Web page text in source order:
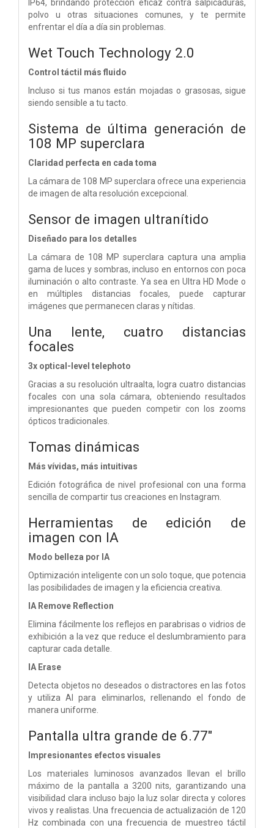
IP64, brindando protección eficaz contra salpicaduras,
polvo u otras situaciones comunes, y te permite
enfrentar el día a día sin problemas.
Wet Touch Technology 2.0
Control táctil más fluido
Incluso si tus manos están mojadas o grasosas, sigue
siendo sensible a tu tacto.
Sistema de última generación de
108 MP superclara
Claridad perfecta en cada toma
La cámara de 108 MP superclara ofrece una experiencia
de imagen de alta resolución excepcional.
Sensor de imagen ultranítido
Diseñado para los detalles
La cámara de 108 MP superclara captura una amplia
gama de luces y sombras, incluso en entornos con poca
iluminación o alto contraste. Ya sea en Ultra HD Mode o
en múltiples distancias focales, puede capturar
imágenes que permanecen claras y nítidas.
Una lente, cuatro distancias
focales
3x optical-level telephoto
Gracias a su resolución ultraalta, logra cuatro distancias
focales con una sola cámara, obteniendo resultados
impresionantes que pueden competir con los zooms
ópticos tradicionales.
Tomas dinámicas
Más vívidas, más intuitivas
Edición fotográfica de nivel profesional con una forma
sencilla de compartir tus creaciones en Instagram.
Herramientas de edición de
imagen con IA
Modo belleza por IA
Optimización inteligente con un solo toque, que potencia
las posibilidades de imagen y la eficiencia creativa.
IA Remove Reflection
Elimina fácilmente los reflejos en parabrisas o vidrios de
exhibición a la vez que reduce el deslumbramiento para
capturar cada detalle.
IA Erase
Detecta objetos no deseados o distractores en las fotos
y utiliza AI para eliminarlos, rellenando el fondo de
manera uniforme.
Pantalla ultra grande de 6.77"
Impresionantes efectos visuales
Los materiales luminosos avanzados llevan el brillo
máximo de la pantalla a 3200 nits, garantizando una
visibilidad clara incluso bajo la luz solar directa y colores
vivos y realistas. Una frecuencia de actualización de 120
Hz combinada con una frecuencia de muestreo táctil